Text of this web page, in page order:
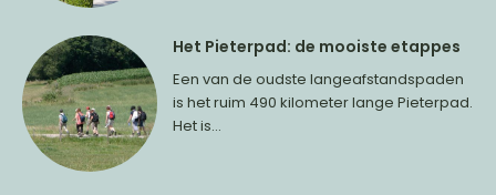
Het Pieterpad: de mooiste etappes
Een van de oudste langeafstandspaden
is het ruim 490 kilometer lange Pieterpad.
Het is...